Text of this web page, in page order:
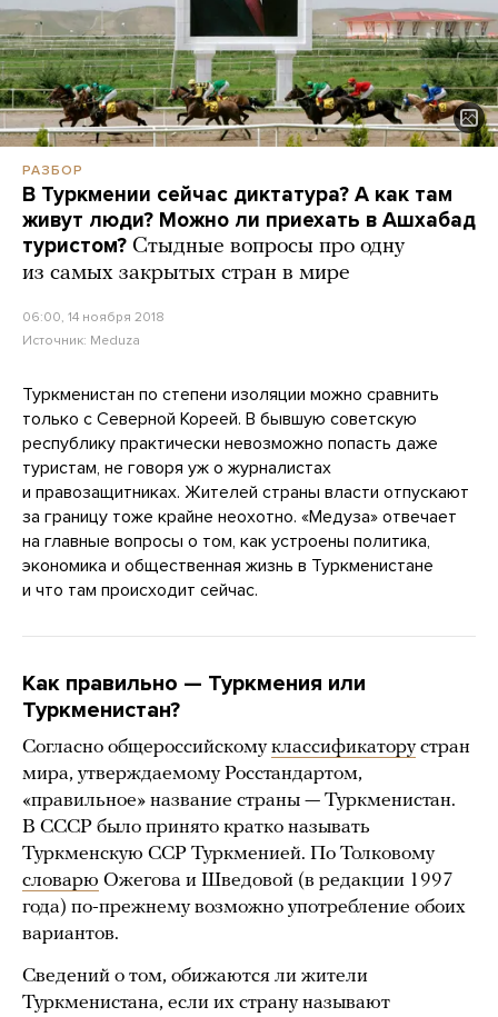
РАЗБОР
В Туркмении сейчас диктатура? А как там
живут люди? Можно ли приехать в Ашхабад
туристом? Стыдные вопросы про одну
из самых закрытых стран в мире
06:00, 14 ноября 2018
Источник: Meduza
Туркменистан по степени изоляции можно сравнить
только с Северной Кореей. В бывшую советскую
республику практически невозможно попасть даже
туристам, не говоря уж о журналистах
и правозащитниках. Жителей страны власти отпускают
за границу тоже крайне неохотно. «Медуза» отвечает
на главные вопросы о том, как устроены политика,
экономика и общественная жизнь в Туркменистане
и что там происходит сейчас.
Как правильно — Туркмения или
Туркменистан?
Согласно общероссийскомуклассификаторустран
мира, утверждаемому Росстандартом,
«правильное» название страны — Туркменистан.
В СССР было принято кратко называть
Туркменскую ССР Туркменией. По Толковому
словарю Ожегова и Шведовой (в редакции 1997
года) по-прежнему возможно употребление обоих
вариантов.
Сведений о том, обижаются ли жители
Туркменистана, если их страну называют